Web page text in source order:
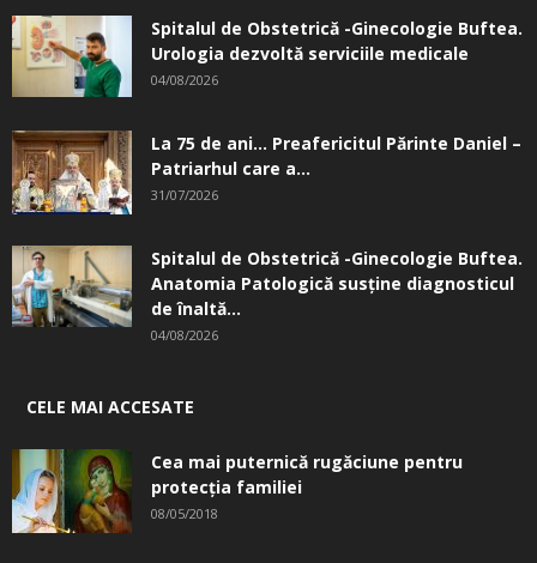
Spitalul de Obstetrică -Ginecologie Buftea.
Urologia dezvoltă serviciile medicale
04/08/2026
La 75 de ani… Preafericitul Părinte Daniel –
Patriarhul care a...
31/07/2026
Spitalul de Obstetrică -Ginecologie Buftea.
Anatomia Patologică susţine diagnosticul
de înaltă...
04/08/2026
CELE MAI ACCESATE
Cea mai puternică rugăciune pentru
protecția familiei
08/05/2018